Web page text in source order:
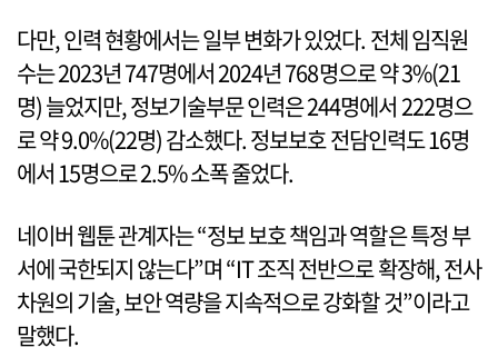
다만, 인력 현황에서는 일부 변화가 있었다. 전체 임직원
수는 2023년 747명에서 2024년 768명으로 약 3%(21
명) 늘었지만, 정보기술부문 인력은 244명에서 222명으
로 약 9.0%(22명) 감소했다. 정보보호 전담인력도 16명
에서 15명으로 2.5% 소폭 줄었다.
네이버 웹툰 관계자는 “정보 보호 책임과 역할은 특정 부
서에 국한되지 않는다”며 “IT 조직 전반으로 확장해, 전사
차원의 기술, 보안 역량을 지속적으로 강화할 것”이라고
말했다.